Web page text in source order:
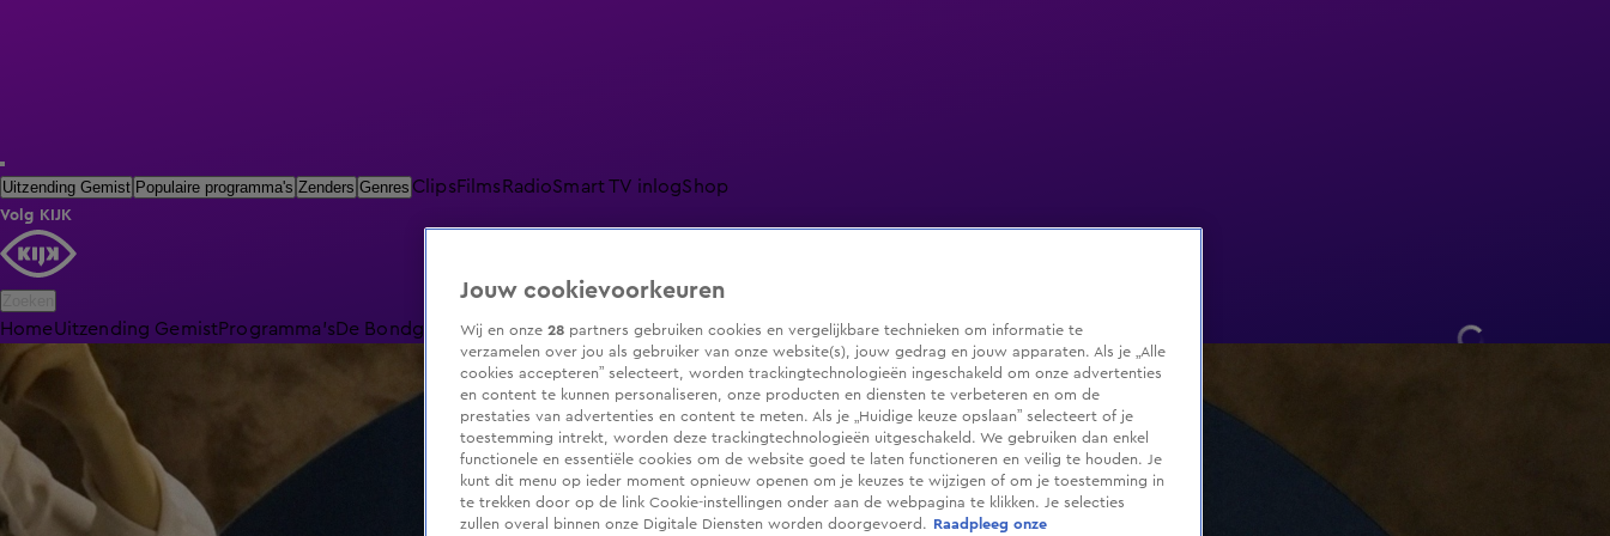
Uitzending Gemist Populaire programma's Zenders Genres ClipsFilms RadioSmart TV inlogShop
Volg KIJK
HomeUitzending GemistProgramma's De Bondgenoten De Oranjezomer LivestreamsShop
Jouw cookievoorkeuren
Wij en onze 28 partners gebruiken cookies en vergelijkbare technieken om informatie te
verzamelen over jou als gebruiker van onze website(s), jouw gedrag en jouw apparaten. Als je „Alle
cookies accepteren” selecteert, worden trackingtechnologieën ingeschakeld om onze advertenties
en content te kunnen personaliseren, onze producten en diensten te verbeteren en om de
prestaties van advertenties en content te meten. Als je „Huidige keuze opslaan” selecteert of je
toestemming intrekt, worden deze trackingtechnologieën uitgeschakeld. We gebruiken dan enkel
functionele en essentiële cookies om de website goed te laten functioneren en veilig te houden. Je
kunt dit menu op ieder moment opnieuw openen om je keuzes te wijzigen of om je toestemming in
te trekken door op de link Cookie-instellingen onder aan de webpagina te klikken. Je selecties
zullen overal binnen onze Digitale Diensten worden doorgevoerd.
Raadpleeg onze